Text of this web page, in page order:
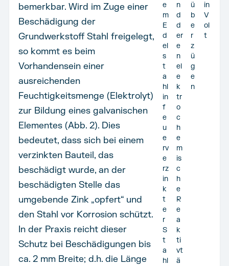
in
V
ol
t
ü
b
e
r
z
ü
g
e
n
n
d
d
er
e
n
el
e
k
tr
o
c
h
e
m
is
c
h
e
R
e
a
k
ti
vt
ä
e
m
E
d
el
s
t
a
hl
in
f
e
u
e
rv
e
rz
in
k
t
e
r
S
t
a
hl
bemerkbar. Wird im Zuge einer
Beschädigung der
Grundwerkstoff Stahl freigelegt,
so kommt es beim
Vorhandensein einer
ausreichenden
Feuchtigkeitsmenge (Elektrolyt)
zur Bildung eines galvanischen
Elementes (Abb. 2). Dies
bedeutet, dass sich bei einem
verzinkten Bauteil, das
beschädigt wurde, an der
beschädigten Stelle das
umgebende Zink „opfert“ und
den Stahl vor Korrosion schützt.
In der Praxis reicht dieser
Schutz bei Beschädigungen bis
ca. 2 mm Breite; d.h. die Länge